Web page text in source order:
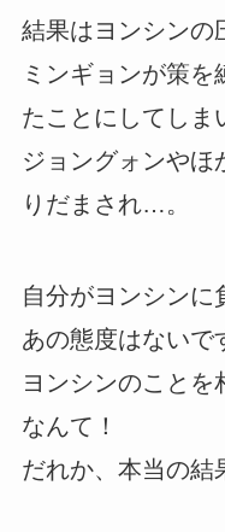
結果はヨンシンの
ミンギョンが策
たことにしてしま
ジョングォンやほ
りだまされ…。
自分がヨンシンに
あの態度はないで
ヨンシンのこと
なんて！
だれか、本当の結